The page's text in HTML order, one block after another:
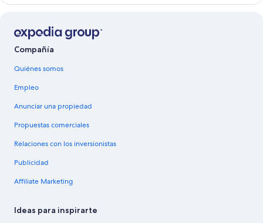
Compañía
Quiénes somos
Empleo
Anunciar una propiedad
Propuestas comerciales
Relaciones con los inversionistas
Publicidad
Affiliate Marketing
Ideas para inspirarte